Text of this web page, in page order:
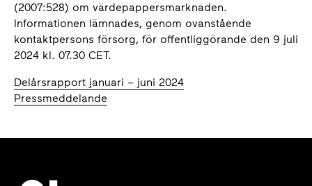
(2007:528) om värdepappersmarknaden.
Informationen lämnades, genom ovanstående
kontaktpersons försorg, för offentliggörande den 9 juli
2024 kl. 07.30 CET.
Delårsrapport januari – juni 2024
Pressmeddelande